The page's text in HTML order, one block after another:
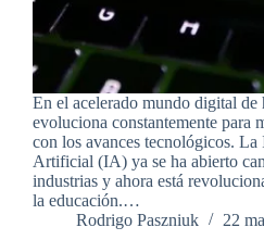
En el acelerado mundo digital de
evoluciona constantemente para
con los avances tecnológicos. La
Artificial (IA) ya se ha abierto
industrias y ahora está
la educación.…
Rodrigo Paszniuk
22